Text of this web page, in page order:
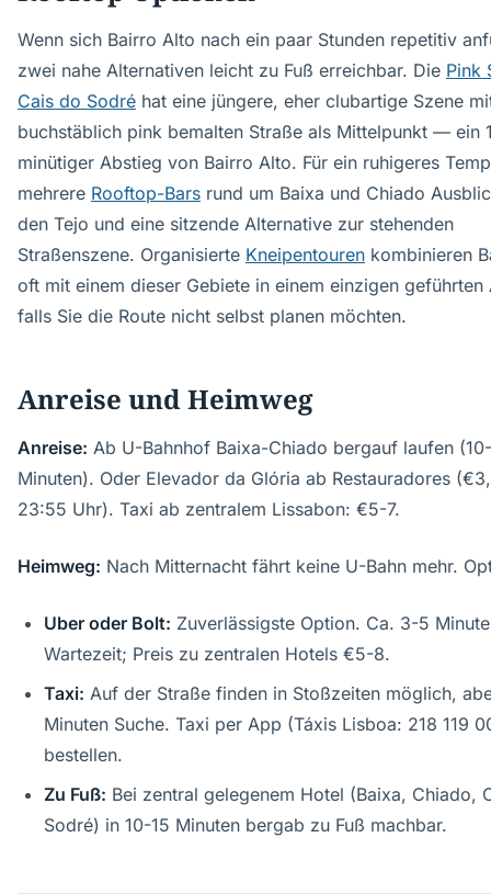
Wenn sich Bairro Alto nach ein paar Stunden repetitiv
zwei nahe Alternativen leicht zu Fuß erreichbar. Die Pink
Cais do Sodré hat eine jüngere, eher clubartige Szene
buchstäblich pink bemalten Straße als Mittelpunkt — ein
minütiger Abstieg von Bairro Alto. Für ein ruhigeres
mehrere Rooftop-Bars rund um Baixa und Chiado
den Tejo und eine sitzende Alternative zur stehenden
Straßenszene. Organisierte Kneipentouren kombinieren
oft mit einem dieser Gebiete in einem einzigen geführten
falls Sie die Route nicht selbst planen möchten.
Anreise und Heimweg
Anreise: Ab U-Bahnhof Baixa-Chiado bergauf laufen
Minuten). Oder Elevador da Glória ab Restauradores
23:55 Uhr). Taxi ab zentralem Lissabon: €5-7.
Heimweg: Nach Mitternacht fährt keine U-Bahn mehr.
Uber oder Bolt: Zuverlässigste Option. Ca. 3-5
Wartezeit; Preis zu zentralen Hotels €5-8.
Taxi: Auf der Straße finden in Stoßzeiten möglich,
Minuten Suche. Taxi per App (Táxis Lisboa: 218 119
bestellen.
Zu Fuß: Bei zentral gelegenem Hotel (Baixa, Chiado,
Sodré) in 10-15 Minuten bergab zu Fuß machbar.